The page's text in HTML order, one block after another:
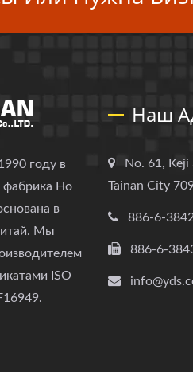
году в
фабрика Ho
в
Мы
ISO
Наш
No. 61, Keji
Tainan City
886-6-
886-6-